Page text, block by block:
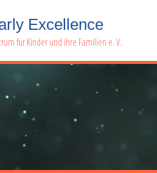
r ly Exce ence
für Kinder und ihre Familien e. V.